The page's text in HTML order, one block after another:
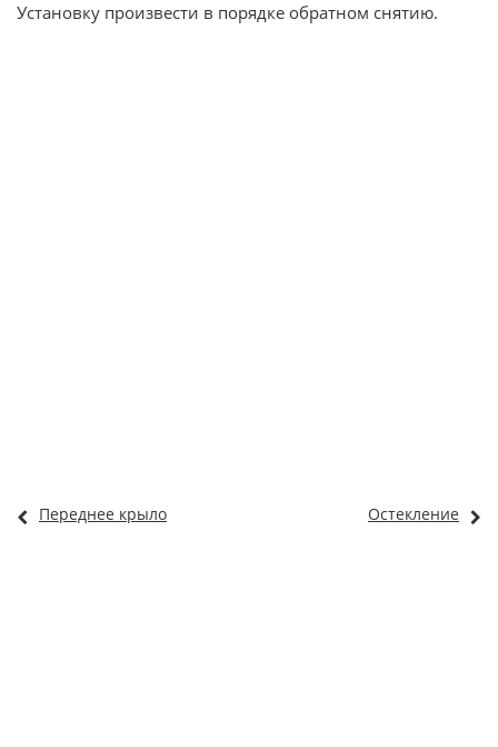
Установку произвести в порядке обратном снятию.
Переднее крыло Остекление